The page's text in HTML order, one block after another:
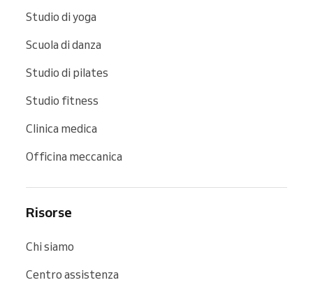
Studio di yoga
Scuola di danza
Studio di pilates
Studio fitness
Clinica medica
Officina meccanica
Risorse
Chi siamo
Centro assistenza